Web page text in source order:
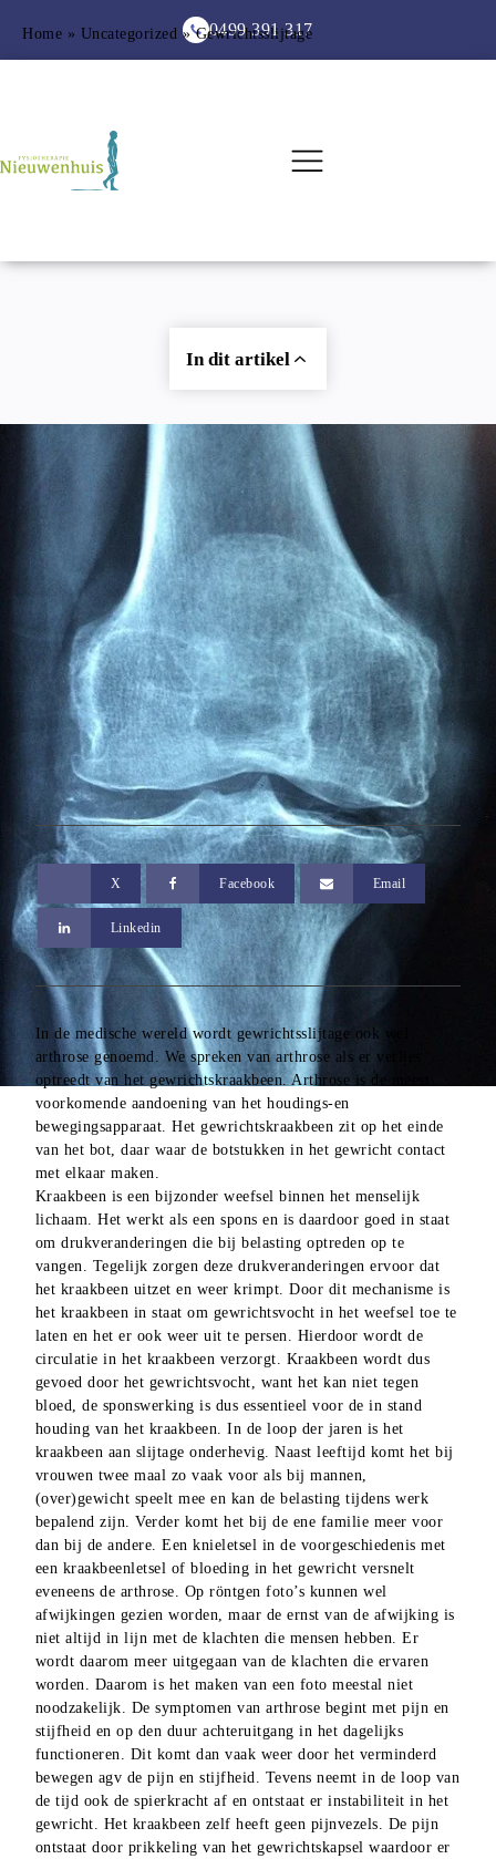
0499 391 317
Home » Uncategorized » Gewrichtsslijtage
X Facebook Email
Linkedin
In de medische wereld wordt gewrichtsslijtage ook wel
arthrose genoemd. We spreken van arthrose als er verlies
optreedt van het gewrichtskraakbeen. Arthrose is de meest
voorkomende aandoening van het houdings-en
bewegingsapparaat. Het gewrichtskraakbeen zit op het einde
van het bot, daar waar de botstukken in het gewricht contact
met elkaar maken.
Kraakbeen is een bijzonder weefsel binnen het menselijk
lichaam. Het werkt als een spons en is daardoor goed in staat
om drukveranderingen die bij belasting optreden op te
vangen. Tegelijk zorgen deze drukveranderingen ervoor dat
het kraakbeen uitzet en weer krimpt. Door dit mechanisme is
het kraakbeen in staat om gewrichtsvocht in het weefsel toe te
laten en het er ook weer uit te persen. Hierdoor wordt de
circulatie in het kraakbeen verzorgt. Kraakbeen wordt dus
gevoed door het gewrichtsvocht, want het kan niet tegen
bloed, de sponswerking is dus essentieel voor de in stand
houding van het kraakbeen. In de loop der jaren is het
kraakbeen aan slijtage onderhevig. Naast leeftijd komt het bij
vrouwen twee maal zo vaak voor als bij mannen,
(over)gewicht speelt mee en kan de belasting tijdens werk
bepalend zijn. Verder komt het bij de ene familie meer voor
dan bij de andere. Een knieletsel in de voorgeschiedenis met
een kraakbeenletsel of bloeding in het gewricht versnelt
eveneens de arthrose. Op röntgen foto’s kunnen wel
afwijkingen gezien worden, maar de ernst van de afwijking is
niet altijd in lijn met de klachten die mensen hebben. Er
wordt daarom meer uitgegaan van de klachten die ervaren
worden. Daarom is het maken van een foto meestal niet
noodzakelijk. De symptomen van arthrose begint met pijn en
stijfheid en op den duur achteruitgang in het dagelijks
functioneren. Dit komt dan vaak weer door het verminderd
bewegen agv de pijn en stijfheid. Tevens neemt in de loop van
de tijd ook de spierkracht af en ontstaat er instabiliteit in het
gewricht. Het kraakbeen zelf heeft geen pijnvezels. De pijn
ontstaat door prikkeling van het gewrichtskapsel waardoor er
In dit artikel